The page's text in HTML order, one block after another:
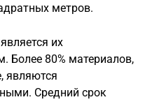
метров.
их
Более 80% материалов,
являются
Средний срок